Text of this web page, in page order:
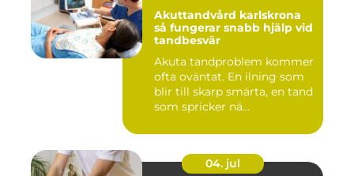
Akuttandvård karlskrona
så fungerar snabb hjälp vid
tandbesvär
Akuta tandproblem kommer
ofta oväntat. En ilning som
blir till skarp smärta, en tand
som spricker nä...
04. jul